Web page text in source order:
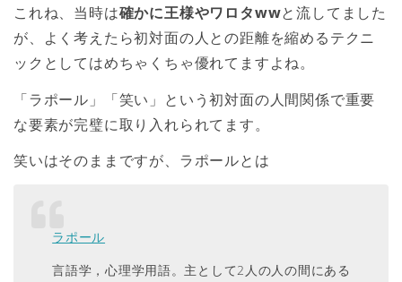
これね、当時は確かに王様やワロタwwと流してました
が、よく考えたら初対面の人との距離を縮めるテクニ
ックとしてはめちゃくちゃ優れてますよね。
「ラポール」「笑い」という初対面の人間関係で重要
な要素が完璧に取り入れられてます。
笑いはそのままですが、ラポールとは
ラポール
言語学，心理学用語。主として2人の人の間にある